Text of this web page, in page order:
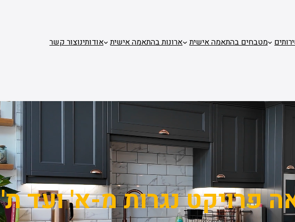
מטבחים בהתאמה אישית ארונות בהתאמה אישית אודותינוצור קשר
פרויקט נגרות מ-א' ועד ת'